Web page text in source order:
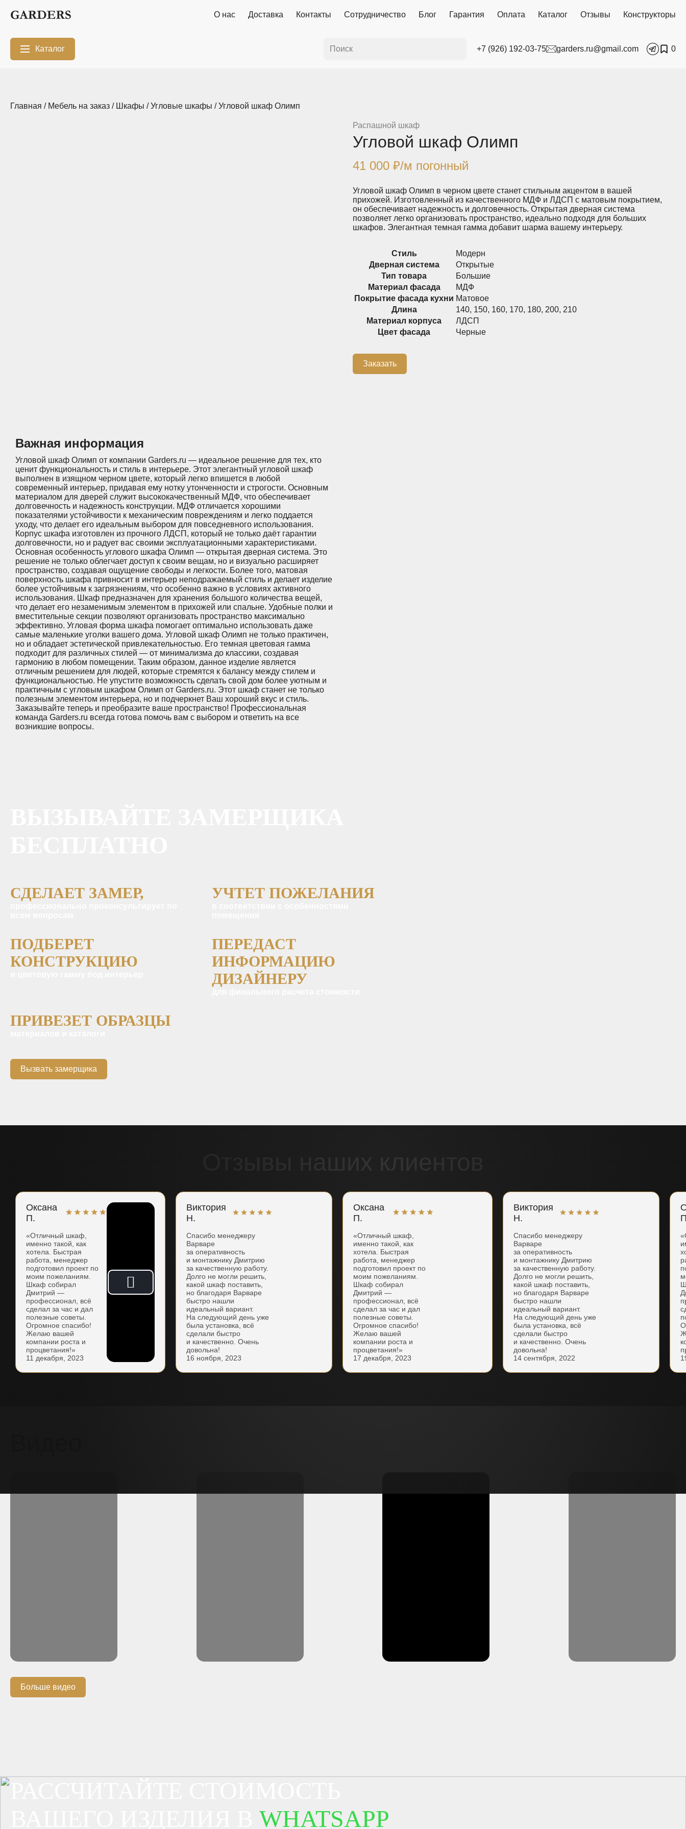
О нас Доставка Контакты Сотрудничество Блог Гарантия Оплата Каталог Отзывы Конструкторы
Каталог +7 (926) 192-03-75 garders.ru@gmail.com 0
Главная / Мебель на заказ / Шкафы /Угловые шкафы / Угловой шкаф Олимп
Важная информация
Угловой шкаф Олимп от компании Garders.ru — идеальное решение для тех, кто
ценит функциональность и стиль в интерьере. Этот элегантный угловой шкаф
выполнен в изящном черном цвете, который легко впишется в любой
современный интерьер, придавая ему нотку утонченности и строгости. Основным
материалом для дверей служит высококачественный МДФ, что обеспечивает
долговечность и надежность конструкции. МДФ отличается хорошими
показателями устойчивости к механическим повреждениям и легко поддается
уходу, что делает его идеальным выбором для повседневного использования.
Корпус шкафа изготовлен из прочного ЛДСП, который не только даёт гарантии
долговечности, но и радует вас своими эксплуатационными характеристиками.
Основная особенность углового шкафа Олимп — открытая дверная система. Это
решение не только облегчает доступ к своим вещам, но и визуально расширяет
пространство, создавая ощущение свободы и легкости. Более того, матовая
поверхность шкафа привносит в интерьер неподражаемый стиль и делает изделие
более устойчивым к загрязнениям, что особенно важно в условиях активного
использования. Шкаф предназначен для хранения большого количества вещей,
что делает его незаменимым элементом в прихожей или спальне. Удобные полки и
вместительные секции позволяют организовать пространство максимально
эффективно. Угловая форма шкафа помогает оптимально использовать даже
самые маленькие уголки вашего дома. Угловой шкаф Олимп не только практичен,
но и обладает эстетической привлекательностью. Его темная цветовая гамма
подходит для различных стилей — от минимализма до классики, создавая
гармонию в любом помещении. Таким образом, данное изделие является
отличным решением для людей, которые стремятся к балансу между стилем и
функциональностью. Не упустите возможность сделать свой дом более уютным и
практичным с угловым шкафом Олимп от Garders.ru. Этот шкаф станет не только
полезным элементом интерьера, но и подчеркнет Ваш хороший вкус и стиль.
Заказывайте теперь и преобразите ваше пространство! Профессиональная
команда Garders.ru всегда готова помочь вам с выбором и ответить на все
возникшие вопросы.
Распашной шкаф
Угловой шкаф Олимп
41 000₽/м погонный
Угловой шкаф Олимп в черном цвете станет стильным акцентом в вашей
прихожей. Изготовленный из качественного МДФ и ЛДСП с матовым покрытием,
он обеспечивает надежность и долговечность. Открытая дверная система
позволяет легко организовать пространство, идеально подходя для больших
шкафов. Элегантная темная гамма добавит шарма вашему интерьеру.
Стиль
Модерн
Дверная система
Открытые
Тип товара
Большие
Материал фасада
МДФ
Покрытие фасада кухни Матовое
Длина
140, 150, 160, 170, 180, 200, 210
Материал корпуса
ЛДСП
Цвет фасада
Черные
Заказать
СДЕЛАЕТ ЗАМЕР, УЧТЕТ ПОЖЕЛАНИЯ
ПОДБЕРЕТ
КОНСТРУКЦИЮ
ПЕРЕДАСТ
ИНФОРМАЦИЮ
ДИЗАЙНЕРУ
ПРИВЕЗЕТ ОБРАЗЦЫ
Вызвать замерщика
Оксана
П.
«Отличный шкаф,
именно такой, как
хотела. Быстрая
работа, менеджер
подготовил проект по
моим пожеланиям.
Шкаф собирал
Дмитрий —
профессионал, всё
сделал за час и дал
полезные советы.
Огромное спасибо!
Желаю вашей
компании роста и
процветания!»
11 декабря, 2023
Виктория
Н.
Спасибо менеджеру
Варваре
за оперативность
и монтажнику Дмитрию
за качественную работу.
Долго не могли решить,
какой шкаф поставить,
но благодаря Варваре
быстро нашли
идеальный вариант.
На следующий день уже
была установка, всё
сделали быстро
и качественно. Очень
довольна!
16 ноября, 2023
Оксана
П.
«Отличный шкаф,
именно такой, как
хотела. Быстрая
работа, менеджер
подготовил проект по
моим пожеланиям.
Шкаф собирал
Дмитрий —
профессионал, всё
сделал за час и дал
полезные советы.
Огромное спасибо!
Желаю вашей
компании роста и
процветания!»
17 декабря, 2023
Виктория
Н.
Спасибо менеджеру
Варваре
за оперативность
и монтажнику Дмитрию
за качественную работу.
Долго не могли решить,
какой шкаф поставить,
но благодаря Варваре
быстро нашли
идеальный вариант.
На следующий день уже
была установка, всё
сделали быстро
и качественно. Очень
довольна!
14 сентября, 2022
Больше видео
WHATSAPP